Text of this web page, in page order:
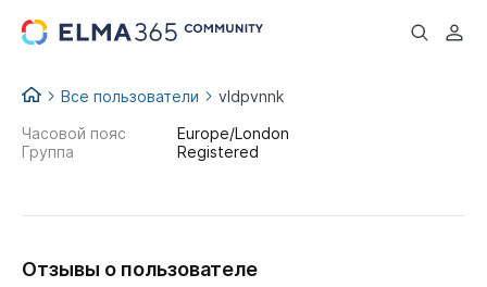
...
Все пользователи vldpvnnk
Часовой пояс
Europe/London
Группа
Registered
Отзывы о пользователе